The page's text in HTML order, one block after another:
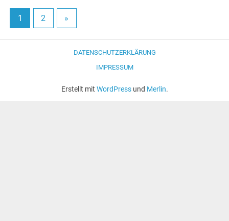
1 2 »
DATENSCHUTZERKLÄRUNG
IMPRESSUM
Erstellt mit WordPressund Merlin.